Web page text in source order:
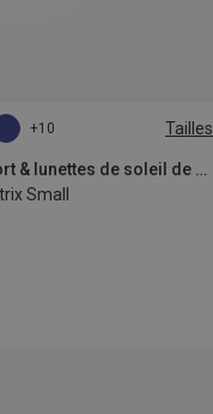
+10 Tailles
Bliz | Lunettes de sport & lunettes de soleil de sport
Small